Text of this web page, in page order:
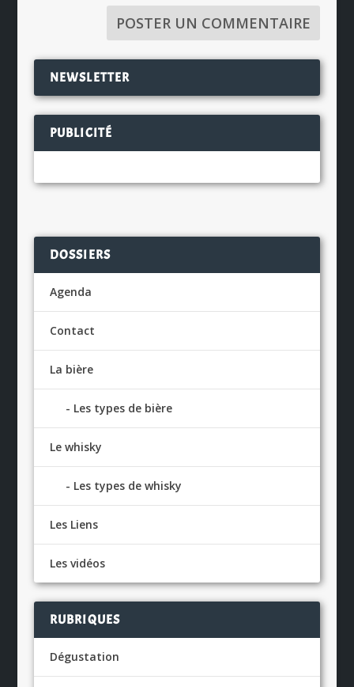
NEWSLETTER
PUBLICITÉ
DOSSIERS
Agenda
Contact
La bière
Les types de bière
Le whisky
Les types de whisky
Les Liens
Les vidéos
RUBRIQUES
Dégustation